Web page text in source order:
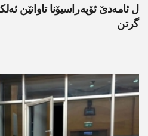
گرتن